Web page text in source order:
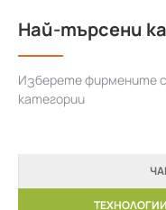
Най-търсени
Изберете фирмените